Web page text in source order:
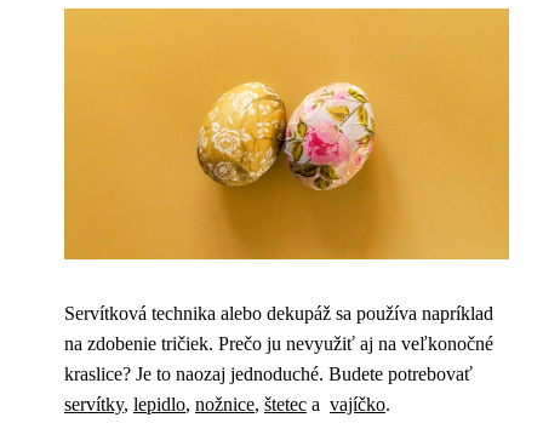
Servítková technika alebo dekupáž sa používa napríklad
na zdobenie tričiek. Prečo ju nevyužiť aj na veľkonočné
kraslice? Je to naozaj jednoduché. Budete potrebovať
servítky, lepidlo, nožnice, štetec a vajíčko.